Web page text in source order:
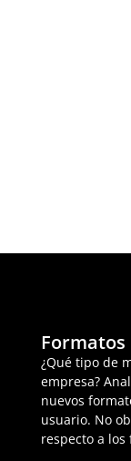
¿Qué tipo de
empresa?
nuevos
usuario. No
respecto a